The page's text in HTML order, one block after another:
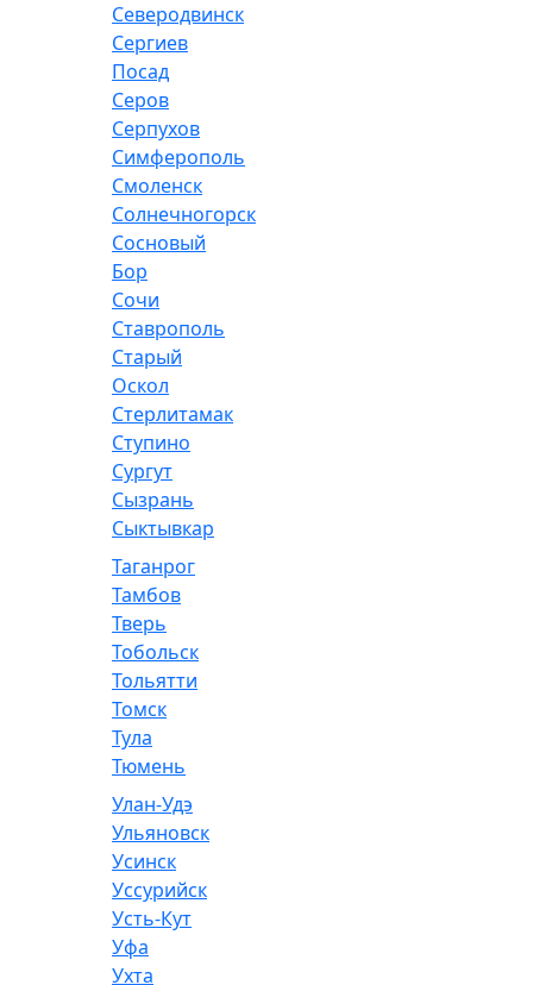
Северодвинск
Сергиев
Посад
Серов
Серпухов
Симферополь
Смоленск
Солнечногорск
Сосновый
Бор
Сочи
Ставрополь
Старый
Оскол
Стерлитамак
Ступино
Сургут
Сызрань
Сыктывкар
Таганрог
Тамбов
Тверь
Тобольск
Тольятти
Томск
Тула
Тюмень
Улан-Удэ
Ульяновск
Усинск
Уссурийск
Усть-Кут
Уфа
Ухта